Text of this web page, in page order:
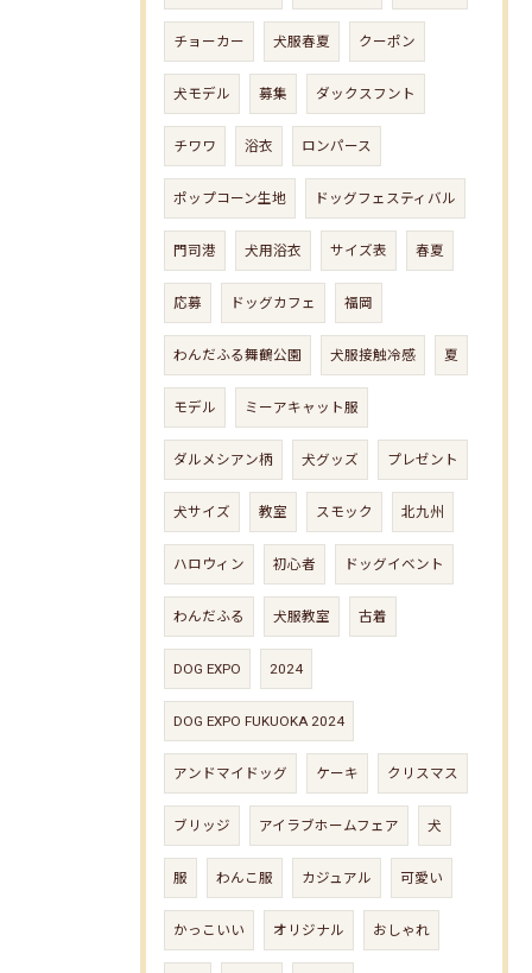
チョーカー 犬服春夏 クーポン
犬モデル 募集 ダックスフント
チワワ 浴衣 ロンパース
ポップコーン生地 ドッグフェスティバル
門司港 犬用浴衣 サイズ表 春夏
応募 ドッグカフェ 福岡
わんだふる舞鶴公園 犬服接触冷感 夏
モデル ミーアキャット服
ダルメシアン柄 犬グッズ プレゼント
犬サイズ 教室 スモック 北九州
ハロウィン 初心者 ドッグイベント
わんだふる 犬服教室 古着
DOG EXPO 2024
DOG EXPO FUKUOKA 2024
アンドマイドッグ ケーキ クリスマス
ブリッジ アイラブホームフェア 犬
服 わんこ服 カジュアル 可愛い
かっこいい オリジナル おしゃれ